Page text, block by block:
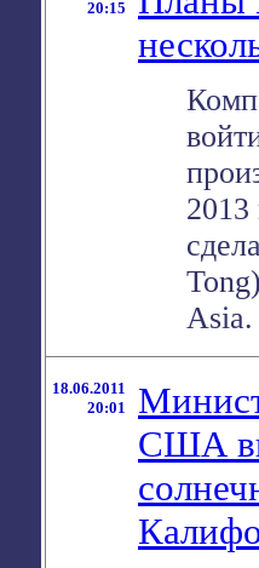
20:15
2013
18.06.2011
20:01
США